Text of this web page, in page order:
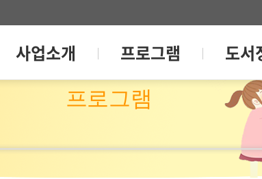
사업소개 프로그램
도서
프로그램